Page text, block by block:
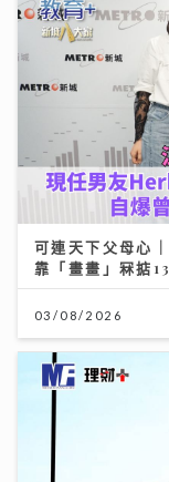
可連天下父母心
靠「畫畫」冧掂
03/08/2026